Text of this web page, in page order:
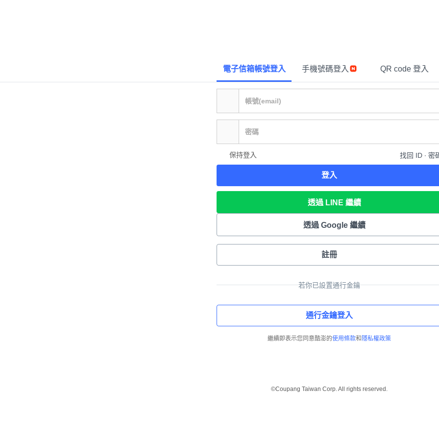
電子信箱帳號登入 手機號碼登入 QR code 登入
保持登入 找回 ID ∙ 密
登入
透過 LINE 繼續
透過 Google 繼續
註冊
若你已設置通行金鑰
通行金鑰登入
繼續即表示您同意酷澎的使用條款和 隱私權政策
©Coupang Taiwan Corp. All rights reserved.